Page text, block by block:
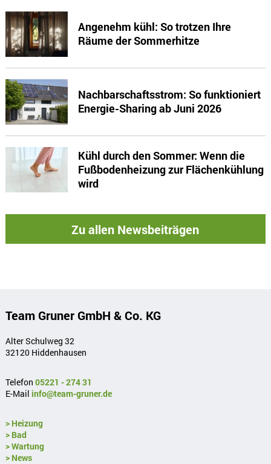
Angenehm kühl: So trotzen Ihre
Räume der Sommerhitze
Nachbarschaftsstrom: So funktioniert
Energie-Sharing ab Juni 2026
Kühl durch den Sommer: Wenn die
Fußbodenheizung zur Flächenkühlung
wird
Zu allen Newsbeiträgen
Team Gruner GmbH & Co. KG
Alter Schulweg 32
32120 Hiddenhausen
Telefon 05221 - 274 31
E-Mail info@team-gruner.de
> Heizung
> Bad
> Wartung
> News